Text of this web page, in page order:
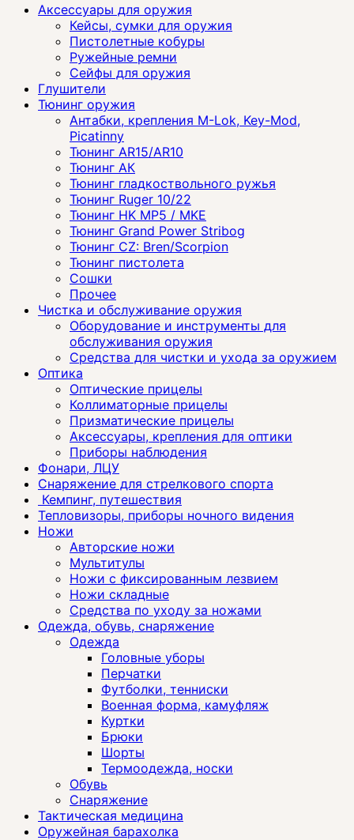
Аксессуары для оружия
Кейсы, сумки для оружия
Пистолетные кобуры
Ружейные ремни
Сейфы для оружия
Глушители
Тюнинг оружия
Антабки, крепления M-Lok, Key-Mod,
Picatinny
Тюнинг AR15/AR10
Тюнинг АК
Тюнинг гладкоствольного ружья
Тюнинг Ruger 10/22
Тюнинг HK MP5 / MKE
Тюнинг Grand Power Stribog
Тюнинг CZ: Bren/Scorpion
Тюнинг пистолета
Сошки
Прочее
Чистка и обслуживание оружия
Оборудование и инструменты для
обслуживания оружия
Средства для чистки и ухода за оружием
Оптика
Оптические прицелы
Коллиматорные прицелы
Призматические прицелы
Аксессуары, крепления для оптики
Приборы наблюдения
Фонари, ЛЦУ
Снаряжение для стрелкового спорта
Кемпинг, путешествия
Тепловизоры, приборы ночного видения
Ножи
Авторские ножи
Мультитулы
Ножи с фиксированным лезвием
Ножи складные
Средства по уходу за ножами
Одежда, обувь, снаряжение
Одежда
Головные уборы
Перчатки
Футболки, тенниски
Военная форма, камуфляж
Куртки
Брюки
Шорты
Термоодежда, носки
Обувь
Снаряжение
Тактическая медицина
Оружейная барахолка